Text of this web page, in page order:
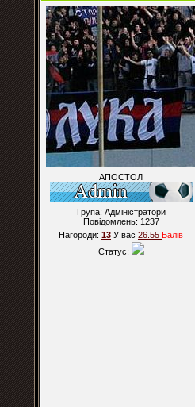
АПОСТОЛ
Група: Адміністратори
Повідомлень: 1237
Нагороди: 13 У вас 26.55 Балiв
Статус: